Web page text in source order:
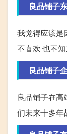
良品铺子
我觉得应该是
不喜欢 也不知
良品铺子
良品铺子在高
们未来十多年